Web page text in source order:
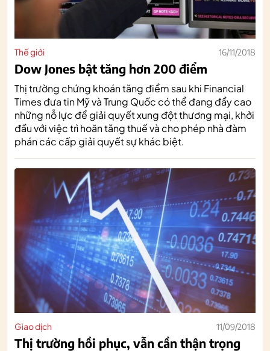
Thế giới 16/11/2018
Dow Jones bật tăng hơn 200 điểm
Thị trường chứng khoán tăng điểm sau khi Financial
Times đưa tin Mỹ và Trung Quốc có thể đang đẩy cao
những nỗ lực để giải quyết xung đột thương mại, khởi
đầu với việc trì hoãn tăng thuế và cho phép nhà đàm
phán các cấp giải quyết sự khác biệt.
Giao dịch 11/09/2018
Thị trường hồi phục, vẫn cần thận trọng